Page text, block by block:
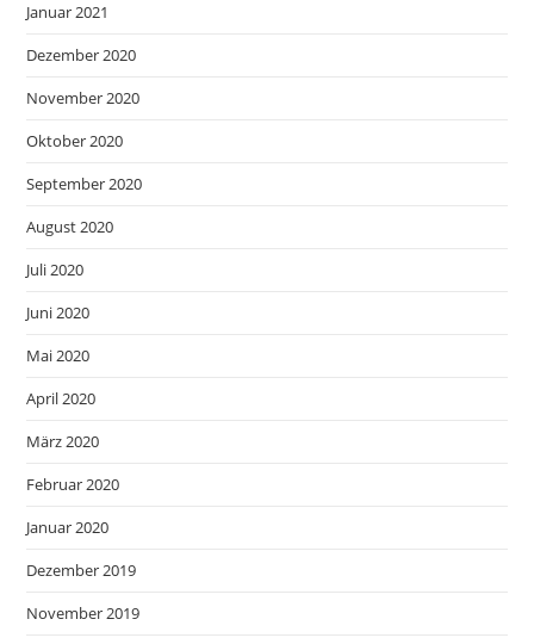
Januar 2021
Dezember 2020
November 2020
Oktober 2020
September 2020
August 2020
Juli 2020
Juni 2020
Mai 2020
April 2020
März 2020
Februar 2020
Januar 2020
Dezember 2019
November 2019